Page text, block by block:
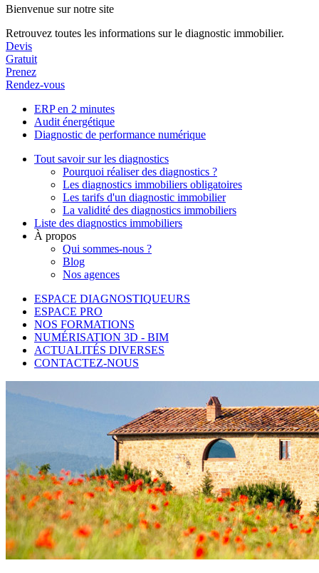
Bienvenue sur notre site
Retrouvez toutes les informations sur le diagnostic immobilier.
Devis
Gratuit
Prenez
Rendez-vous
ERP en 2 minutes
Audit énergétique
Diagnostic de performance numérique
Tout savoir sur les diagnostics
Pourquoi réaliser des diagnostics ?
Les diagnostics immobiliers obligatoires
Les tarifs d'un diagnostic immobilier
La validité des diagnostics immobiliers
Liste des diagnostics immobiliers
À propos
Qui sommes-nous ?
Blog
Nos agences
ESPACE DIAGNOSTIQUEURS
ESPACE PRO
NOS FORMATIONS
NUMÉRISATION 3D - BIM
ACTUALITÉS DIVERSES
CONTACTEZ-NOUS